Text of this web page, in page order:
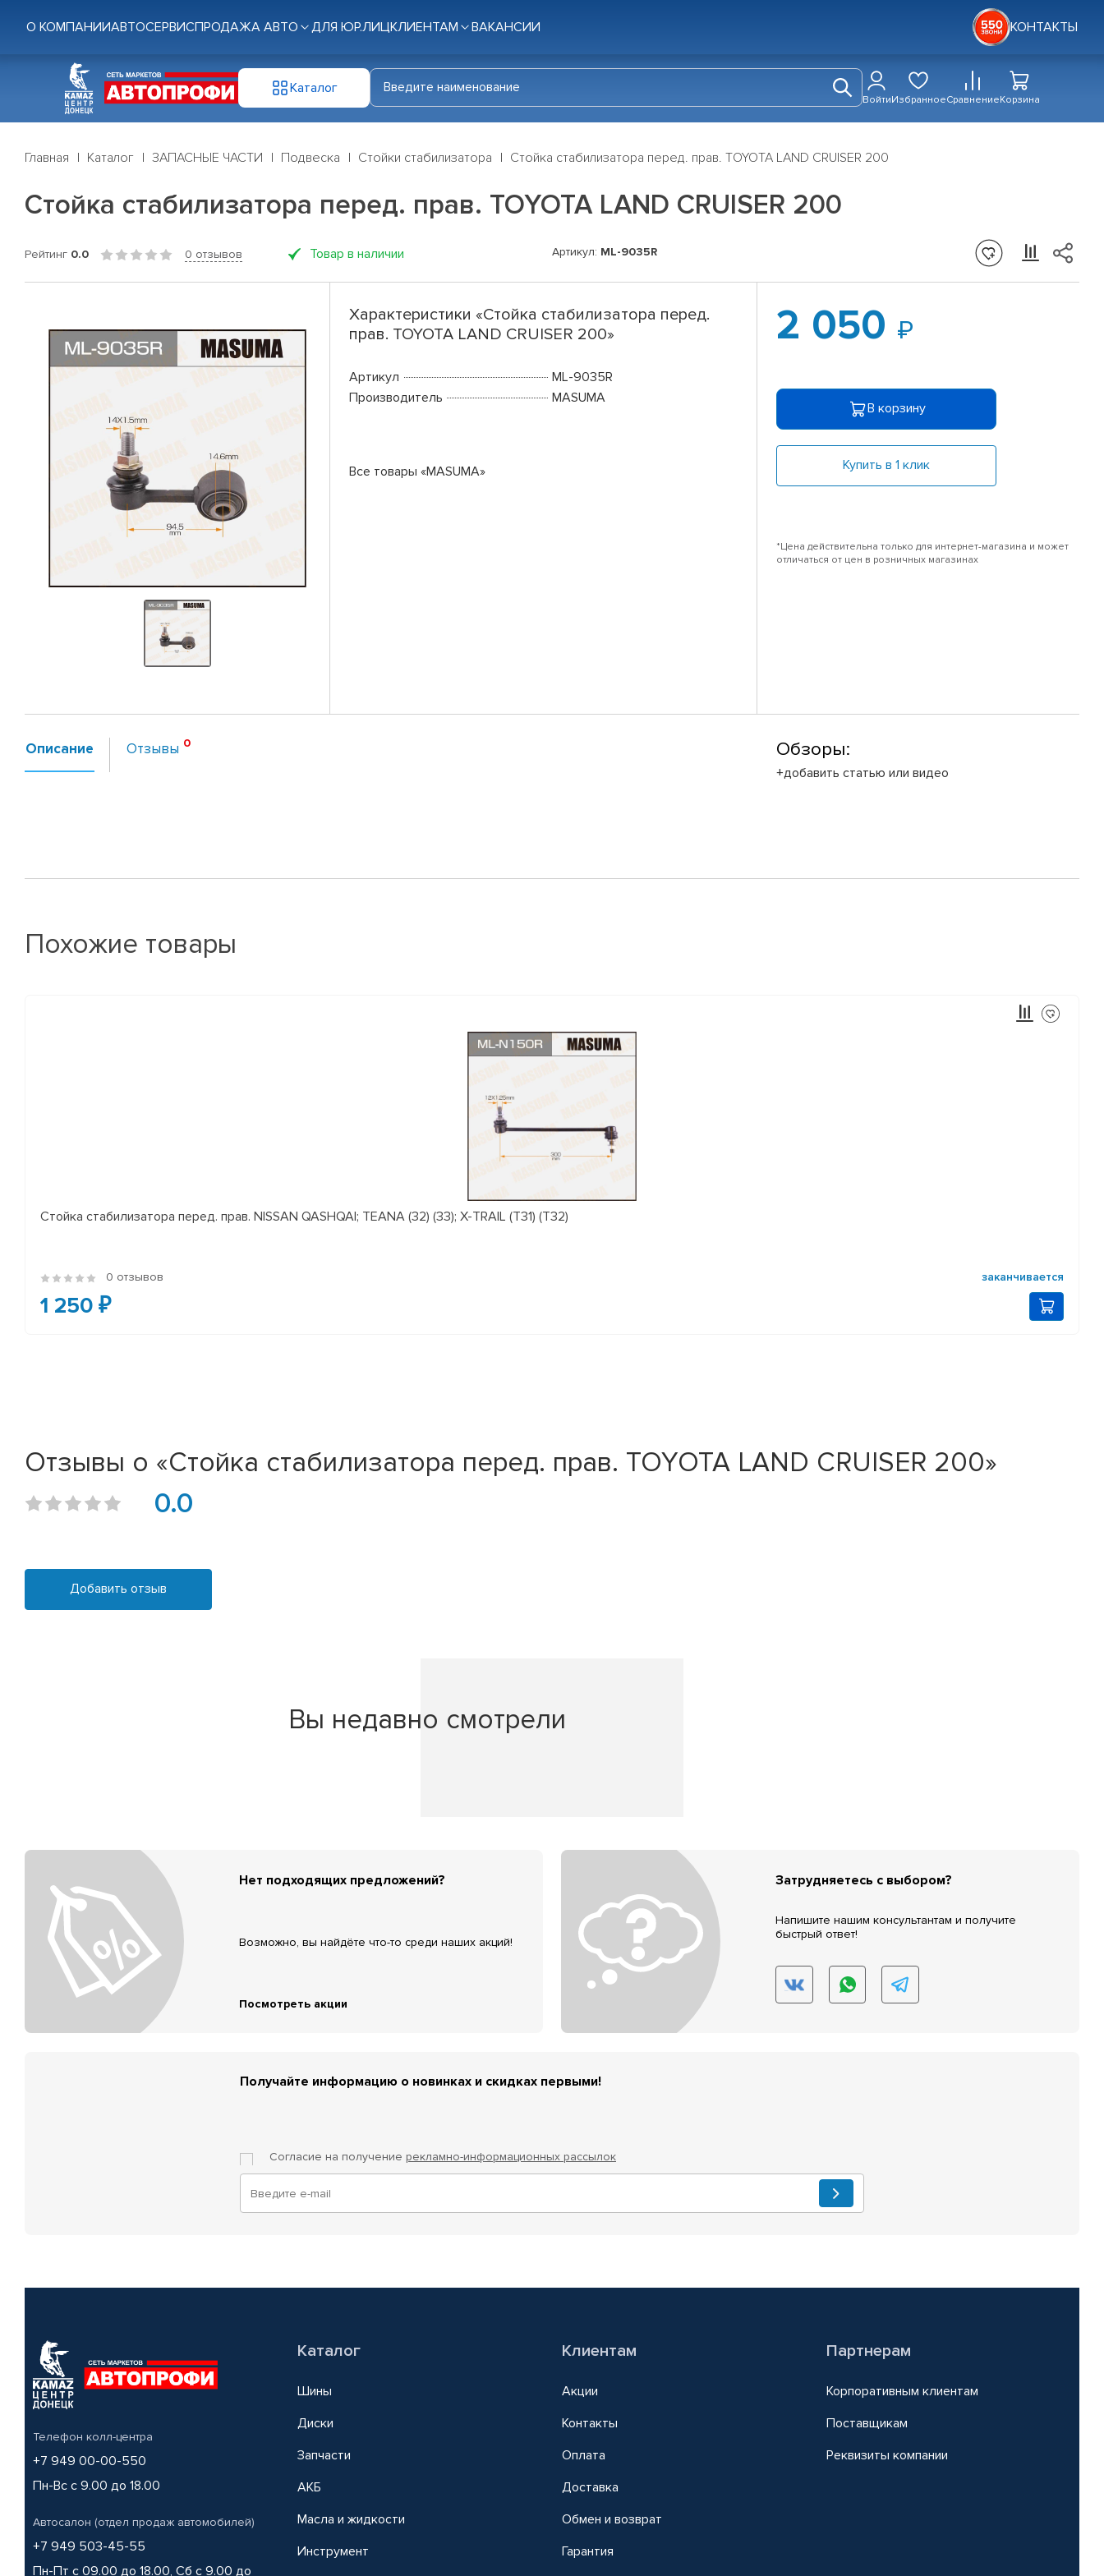
О КОМПАНИИАВТОСЕРВИСПРОДАЖА АВТО ДЛЯ ЮР.ЛИЦКЛИЕНТАМ ВАКАНСИИ КОНТАКТЫ
Каталог
ВойтиИзбранноеСравнениеКорзина
Главная Каталог ЗАПАСНЫЕ ЧАСТИ Подвеска Стойки стабилизатора Стойка стабилизатора перед. прав. TOYOTA LAND CRUISER 200
Стойка стабилизатора перед. прав. TOYOTA LAND CRUISER 200
Рейтинг 0.0 0 отзывов Товар в наличии Артикул: ML-9035R
Характеристики «Стойка стабилизатора перед.
прав. TOYOTA LAND CRUISER 200»
Артикул
ML-9035R
Производитель
MASUMA
Все товары «MASUMA»
2 050
В корзину
Купить в 1 клик
*Цена действительна только для интернет-магазина и может
отличаться от цен в розничных магазинах
Описание Отзывы Обзоры:
+добавить статью или видео
Похожие товары
Стойка стабилизатора перед. прав. NISSAN QASHQAI; TEANA (32) (33); X-TRAIL (T31) (T32)
0 отзывов заканчивается
1 250 ₽
Отзывы о «Стойка стабилизатора перед. прав. TOYOTA LAND CRUISER 200»
0.0
Добавить отзыв
Вы недавно смотрели
Нет подходящих предложений?
Возможно, вы найдёте что-то среди наших акций!
Посмотреть акции
Затрудняетесь с выбором?
Напишите нашим консультантам и получите
быстрый ответ!
Получайте информацию о новинках и скидках первыми!
Согласие на получение рекламно-информационных рассылок
Телефон колл-центра
+7 949 00-00-550
Пн-Вс с 9.00 до 18.00
Автосалон (отдел продаж автомобилей)
+7 949 503-45-55
Пн-Пт с 09.00 до 18.00, Сб с 9.00 до
Каталог
Шины
Диски
Запчасти
АКБ
Масла и жидкости
Инструмент
Клиентам
Акции
Контакты
Оплата
Доставка
Обмен и возврат
Гарантия
Партнерам
Корпоративным клиентам
Поставщикам
Реквизиты компании